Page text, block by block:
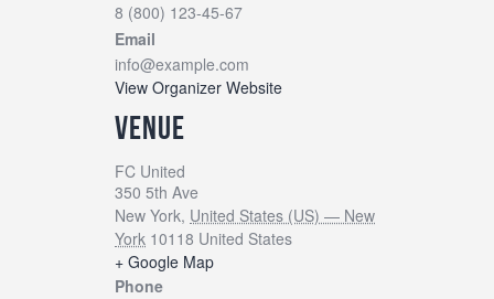
8 (800) 123-45-67
Email
info@example.com
View Organizer Website
VENUE
FC United
350 5th Ave
New York, United States (US) — New
York 10118 United States
+ Google Map
Phone